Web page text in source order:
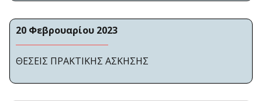
20 Φεβρουαρίου 2023
ΘΕΣΕΙΣ ΠΡΑΚΤΙΚΗΣ ΑΣΚΗΣΗΣ